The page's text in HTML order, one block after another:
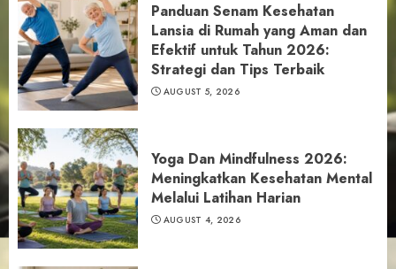
Panduan Senam Kesehatan
Lansia di Rumah yang Aman dan
Efektif untuk Tahun 2026:
Strategi dan Tips Terbaik
AUGUST 5, 2026
Yoga Dan Mindfulness 2026:
Meningkatkan Kesehatan Mental
Melalui Latihan Harian
AUGUST 4, 2026